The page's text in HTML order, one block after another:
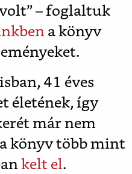
– foglaltuk
a könyv
41 éves
életének, így
már nem
könyv több mint
kelt el.